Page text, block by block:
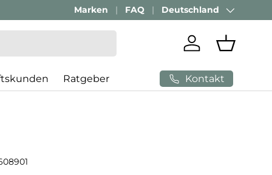
Passenden Bürostuhl finden mitAI-Beratung
Marken FAQ Land/Region
Deutschland
Einloggen
Ratgeber Kontakt